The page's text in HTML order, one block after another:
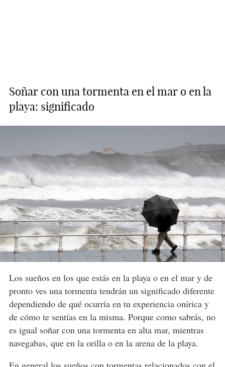
Soñar con una tormenta en el mar o en la
playa: significado
Los sueños en los que estás en la playa o en el mar y de
pronto ves una tormenta tendrán un significado diferente
dependiendo de qué ocurría en tu experiencia onírica y
de cómo te sentías en la misma. Porque como sabrás, no
es igual soñar con una tormenta en alta mar, mientras
navegabas, que en la orilla o en la arena de la playa.